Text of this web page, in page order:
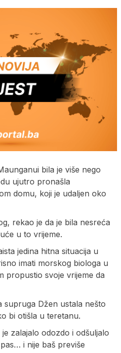
bila je više nego
ujutro pronašla
domu, koji je udaljen oko
rekao je da je bila nesreća
u to vrijeme.
jedina hitna situacija u
imati morskog biologa u
propustio svoje vrijeme da
supruga Džen ustala nešto
bi otišla u teretanu.
zalajalo odozdo i odšuljalo
i nije baš previše